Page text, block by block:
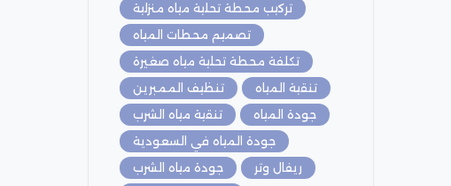
تركيب محطة تحلية مياه منزلية
تصميم محطات المياه
تكلفة محطة تحلية مياه صغيرة
تنظيف الممبرين
تنقية المياه
تنقية مياه الشرب
جودة المياه
جودة المياه في السعودية
جودة مياه الشرب
ريفال وتر